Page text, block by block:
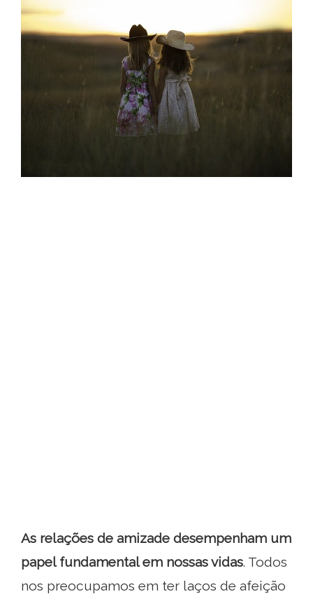
As relações de amizade desempenham um
papel fundamental em nossas vidas. Todos
nos preocupamos em ter laços de afeição